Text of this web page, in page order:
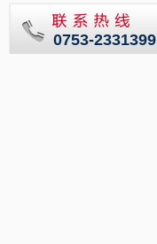
0753-2331399